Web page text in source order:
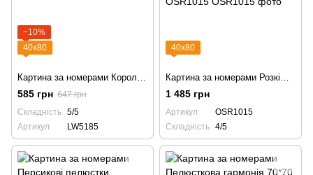
−10%
40х80
585 грн 647 грн
Складність 5/5
Артикул
LW5185
40х80
1 485 грн
Артикул
OSR1015
Складність 4/5